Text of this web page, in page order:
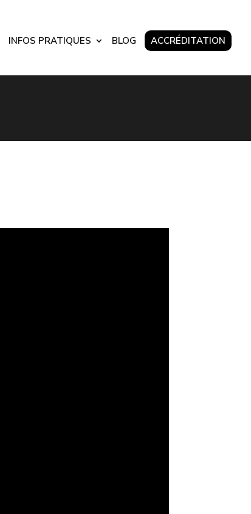
INFOS PRATIQUES BLOG ACCRÉDITATION